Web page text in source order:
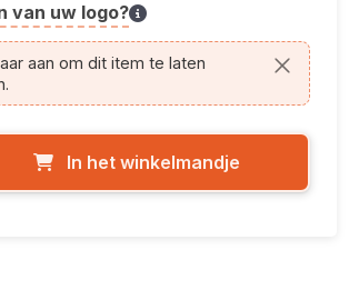
van uw logo?
aan om dit item te laten
Voer de gewenste
In het winkelmandje